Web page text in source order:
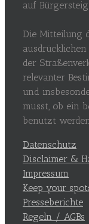
auf
Die Mitteilung
der
relevanter
und
musst, ob ein
benutzt
Datenschutz
Disclaimer &
Impressum
Keep your
Presseberichte
Regeln / AGBs